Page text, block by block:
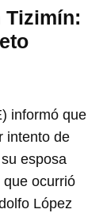
Tizimín:
informó que
intento de
esposa
ocurrió
López